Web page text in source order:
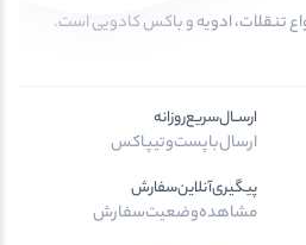
تنقلات، ادویه و باکس کادویی است.
ارســال‌سریع‌روزانه
ارسال‌با‌پست‌و‌تیپاکس
پیگیری‌آنلاین‌سفارش
مشاهده‌وضعیت‌سفارش